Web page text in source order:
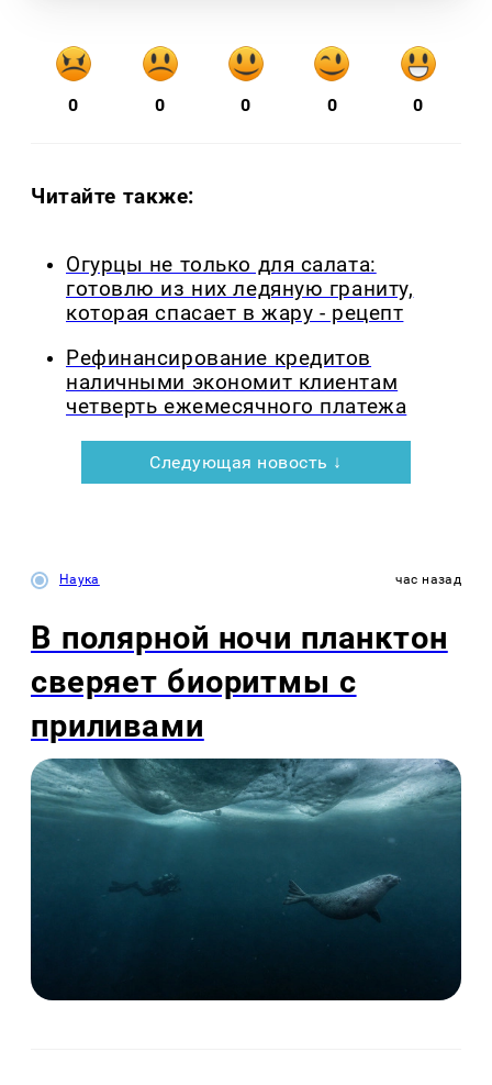
0 0 0 0 0
Читайте также:
Огурцы не только для салата:
готовлю из них ледяную граниту,
которая спасает в жару - рецепт
Рефинансирование кредитов
наличными экономит клиентам
четверть ежемесячного платежа
Следующая новость ↓
Наука час назад
В полярной ночи планктон
сверяет биоритмы с
приливами